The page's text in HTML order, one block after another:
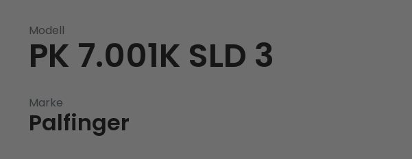
Modell
PK 7.001K SLD 3
Marke
Palfinger